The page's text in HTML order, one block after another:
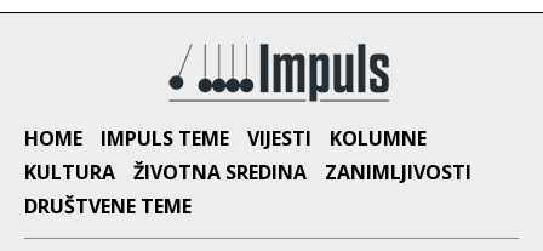
HOME IMPULS TEME VIJESTI
KOLUMNE
KULTURA
ŽIVOTNA SREDINA
ZANIMLJIVOSTI
DRUŠTVENE TEME